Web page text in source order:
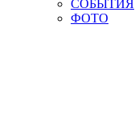
СОБЫТИЯ
ФОТО